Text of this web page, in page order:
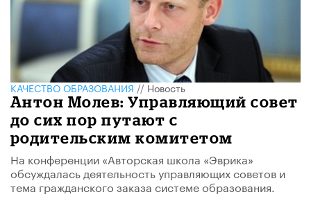
КАЧЕСТВО ОБРАЗОВАНИЯ//Новость
Антон Молев: Управляющий совет
до сих пор путают с
родительским комитетом
На конференции «Авторская школа «Эврика»
обсуждалась деятельность управляющих советов и
тема гражданского заказа системе образования.